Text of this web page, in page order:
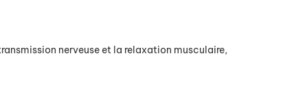
nerveuse et la relaxation musculaire,